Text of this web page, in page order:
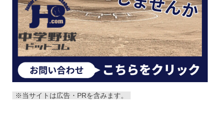
※当サイトは広告・PRを含みます。